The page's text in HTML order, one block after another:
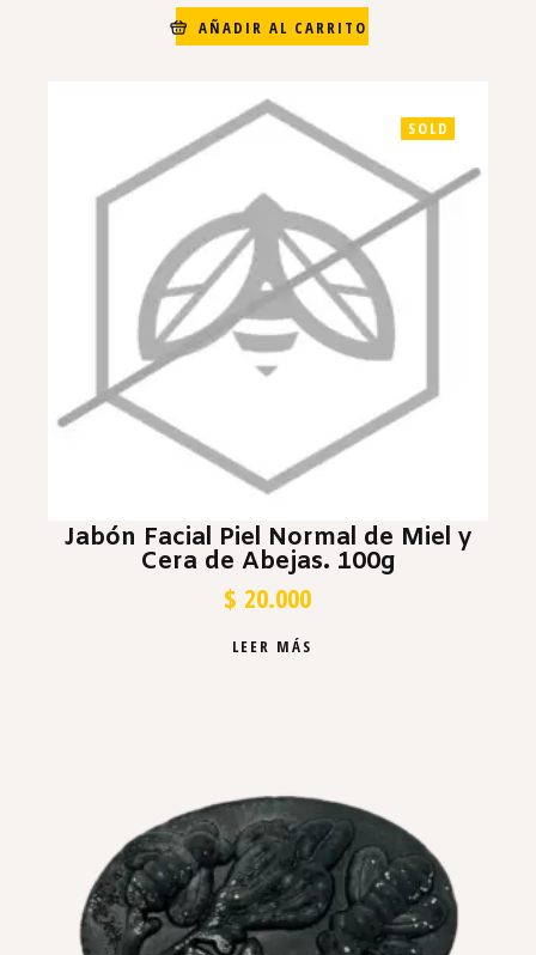
AÑADIR AL CARRITO
SOLD
Jabón Facial Piel Normal de Miel y
Cera de Abejas. 100g
$ 20.000
LEER MÁS